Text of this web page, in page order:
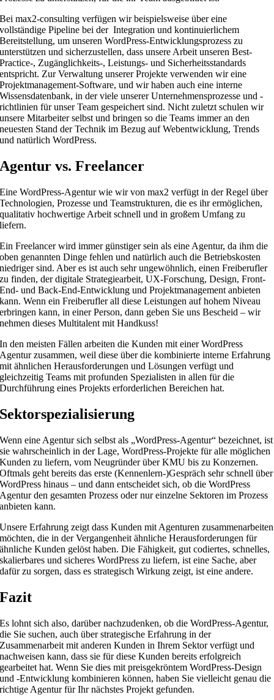
Bei max2-consulting verfügen wir beispielsweise über eine
vollständige Pipeline bei der Integration und kontinuierlichem
Bereitstellung, um unseren WordPress-Entwicklungsprozess zu
unterstützen und sicherzustellen, dass unsere Arbeit unseren Best-
Practice-, Zugänglichkeits-, Leistungs- und Sicherheitsstandards
entspricht. Zur Verwaltung unserer Projekte verwenden wir eine
Projektmanagement-Software, und wir haben auch eine interne
Wissensdatenbank, in der viele unserer Unternehmensprozesse und -
richtlinien für unser Team gespeichert sind. Nicht zuletzt schulen wir
unsere Mitarbeiter selbst und bringen so die Teams immer an den
neuesten Stand der Technik im Bezug auf Webentwicklung, Trends
und natürlich WordPress.
Agentur vs. Freelancer
Eine WordPress-Agentur wie wir von max2 verfügt in der Regel über
Technologien, Prozesse und Teamstrukturen, die es ihr ermöglichen,
qualitativ hochwertige Arbeit schnell und in großem Umfang zu
liefern.
Ein Freelancer wird immer günstiger sein als eine Agentur, da ihm die
oben genannten Dinge fehlen und natürlich auch die Betriebskosten
niedriger sind. Aber es ist auch sehr ungewöhnlich, einen Freiberufler
zu finden, der digitale Strategiearbeit, UX-Forschung, Design, Front-
End- und Back-End-Entwicklung und Projektmanagement anbieten
kann. Wenn ein Freiberufler all diese Leistungen auf hohem Niveau
erbringen kann, in einer Person, dann geben Sie uns Bescheid – wir
nehmen dieses Multitalent mit Handkuss!
In den meisten Fällen arbeiten die Kunden mit einer WordPress
Agentur zusammen, weil diese über die kombinierte interne Erfahrung
mit ähnlichen Herausforderungen und Lösungen verfügt und
gleichzeitig Teams mit profunden Spezialisten in allen für die
Durchführung eines Projekts erforderlichen Bereichen hat.
Sektorspezialisierung
Wenn eine Agentur sich selbst als „WordPress-Agentur“ bezeichnet, ist
sie wahrscheinlich in der Lage, WordPress-Projekte für alle möglichen
Kunden zu liefern, vom Neugründer über KMU bis zu Konzernen.
Oftmals geht bereits das erste (Kennenlern-)Gespräch sehr schnell über
WordPress hinaus – und dann entscheidet sich, ob die WordPress
Agentur den gesamten Prozess oder nur einzelne Sektoren im Prozess
anbieten kann.
Unsere Erfahrung zeigt dass Kunden mit Agenturen zusammenarbeiten
möchten, die in der Vergangenheit ähnliche Herausforderungen für
ähnliche Kunden gelöst haben. Die Fähigkeit, gut codiertes, schnelles,
skalierbares und sicheres WordPress zu liefern, ist eine Sache, aber
dafür zu sorgen, dass es strategisch Wirkung zeigt, ist eine andere.
Fazit
Es lohnt sich also, darüber nachzudenken, ob die WordPress-Agentur,
die Sie suchen, auch über strategische Erfahrung in der
Zusammenarbeit mit anderen Kunden in Ihrem Sektor verfügt und
nachweisen kann, dass sie für diese Kunden bereits erfolgreich
gearbeitet hat. Wenn Sie dies mit preisgekröntem WordPress-Design
und -Entwicklung kombinieren können, haben Sie vielleicht genau die
richtige Agentur für Ihr nächstes Projekt gefunden.